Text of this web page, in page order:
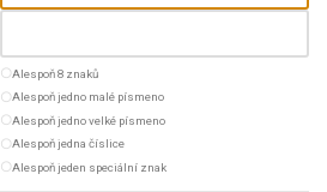
radio_button_uncheckedAlespoň 8 znaků
radio_button_uncheckedAlespoň jedno malé písmeno
radio_button_uncheckedAlespoň jedno velké písmeno
radio_button_uncheckedAlespoň jedna číslice
radio_button_uncheckedAlespoň jeden speciální znak